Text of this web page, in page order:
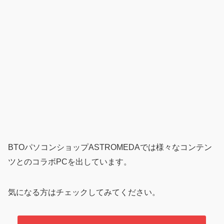
BTOパソコンショップASTROMEDAでは様々なコンテン
ツとのコラボPCを出しています。
気になる方はチェックしてみてください。